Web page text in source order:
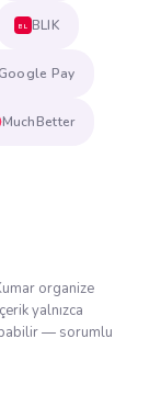
BL BLIK
Pay
MuchBetter
organize
yalnızca
— sorumlu